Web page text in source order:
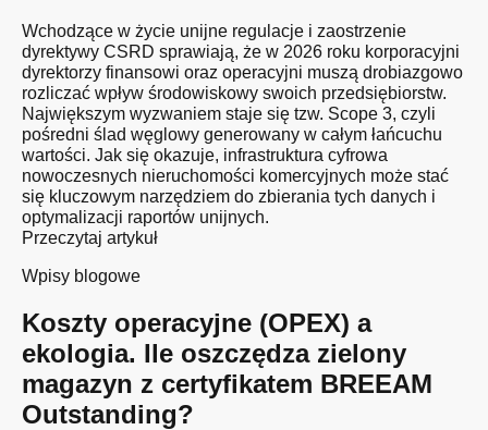
Wchodzące w życie unijne regulacje i zaostrzenie
dyrektywy CSRD sprawiają, że w 2026 roku korporacyjni
dyrektorzy finansowi oraz operacyjni muszą drobiazgowo
rozliczać wpływ środowiskowy swoich przedsiębiorstw.
Największym wyzwaniem staje się tzw. Scope 3, czyli
pośredni ślad węglowy generowany w całym łańcuchu
wartości. Jak się okazuje, infrastruktura cyfrowa
nowoczesnych nieruchomości komercyjnych może stać
się kluczowym narzędziem do zbierania tych danych i
optymalizacji raportów unijnych.
Przeczytaj artykuł
Wpisy blogowe
Koszty operacyjne (OPEX) a
ekologia. Ile oszczędza zielony
magazyn z certyfikatem BREEAM
Outstanding?